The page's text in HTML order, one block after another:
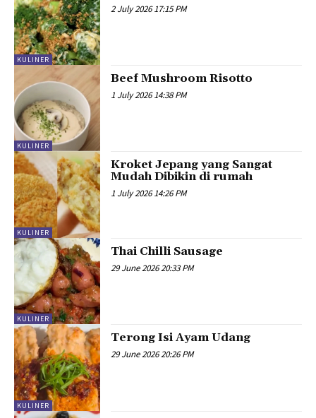
KULINER
2 July 2026 17:15 PM
KULINER
Beef Mushroom Risotto
1 July 2026 14:38 PM
KULINER
Kroket Jepang yang Sangat
Mudah Dibikin di rumah
1 July 2026 14:26 PM
KULINER
Thai Chilli Sausage
29 June 2026 20:33 PM
KULINER
Terong Isi Ayam Udang
29 June 2026 20:26 PM